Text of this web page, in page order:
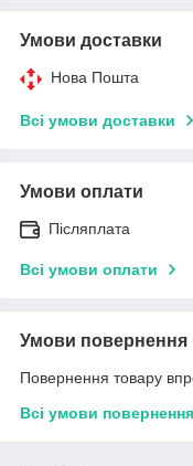
Умови доставки
Нова Пошта
Всі умови доставки
Умови оплати
Післяплата
Всі умови оплати
Умови повернення
Повернення товару
Всі умови повернення